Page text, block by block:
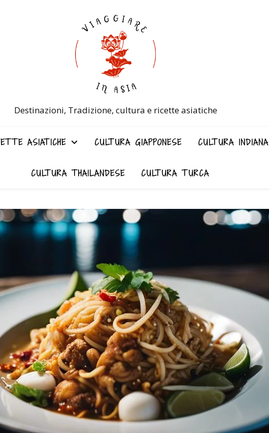
Destinazioni, Tradizione, cultura e ricette asiatiche
ASIATICHE CULTURA GIAPPONESE CULTURA INDIANA
CULTURA THAILANDESE CULTURA TURCA